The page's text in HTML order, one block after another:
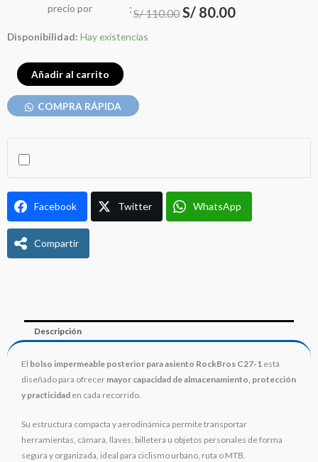
precio por :S/110.00 El
S/ 80.00El
Disponibilidad: Hay existencias
BOLSO
POSTERIOR
PARA
ASIENTO
1
NEGRO
ROCKBROS
cantidad
Añadir al carrito
COMPRA RÁPIDA
Facebook Twitter WhatsApp
Compartir
Descripción
El bolso impermeable posterior para asiento RockBros C27-1 está
diseñado para ofrecer mayor capacidad de almacenamiento, protección
y practicidad en cada recorrido.
Su estructura compacta y aerodinámica permite transportar
herramientas, cámara, llaves, billetera u objetos personales de forma
segura y organizada, ideal para ciclismo urbano, ruta o MTB.